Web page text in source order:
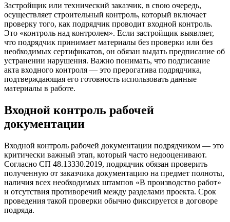
Застройщик или технический заказчик, в свою очередь,
осуществляет строительный контроль, который включает
проверку того, как подрядчик проводит входной контроль.
Это «контроль над контролем». Если застройщик выявляет,
что подрядчик принимает материалы без проверки или без
необходимых сертификатов, он обязан выдать предписание об
устранении нарушения. Важно понимать, что подписание
акта входного контроля — это прерогатива подрядчика,
подтверждающая его готовность использовать данные
материалы в работе.
Входной контроль рабочей
документации
Входной контроль рабочей документации подрядчиком — это
критически важный этап, который часто недооценивают.
Согласно СП 48.13330.2019, подрядчик обязан проверить
полученную от заказчика документацию на предмет полноты,
наличия всех необходимых штампов «В производство работ»
и отсутствия противоречий между разделами проекта. Срок
проведения такой проверки обычно фиксируется в договоре
подряда.